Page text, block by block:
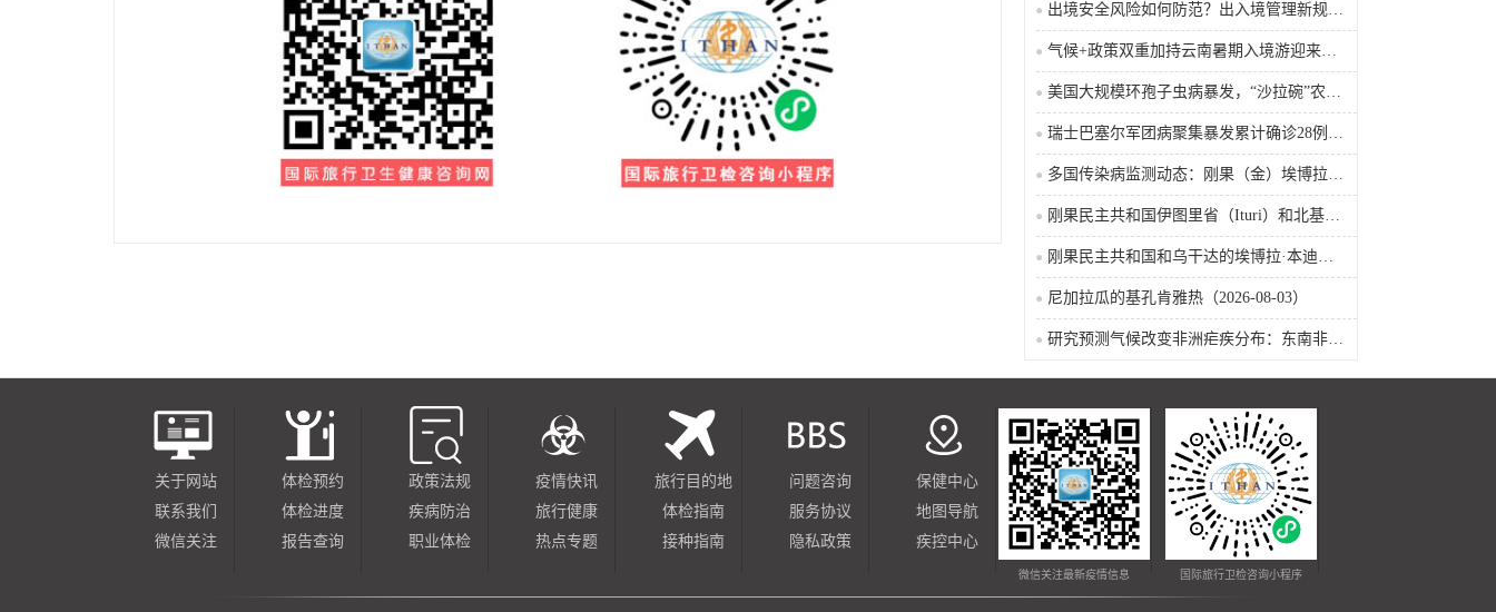
尼加拉瓜的基孔肯雅热（2026-08-03）
关于网站
联系我们
微信关注
体检预约
体检进度
报告查询
政策法规
疾病防治
职业体检
疫情快讯
旅行健康
热点专题
旅行目的地
体检指南
接种指南
问题咨询
服务协议
隐私政策
保健中心
地图导航
疾控中心
微信关注最新疫情信息 国际旅行卫检咨询小程序